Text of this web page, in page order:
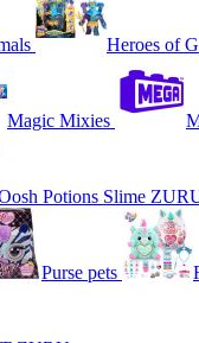
Heroes of
Magic Mixies
Potions Slime
Purse pets